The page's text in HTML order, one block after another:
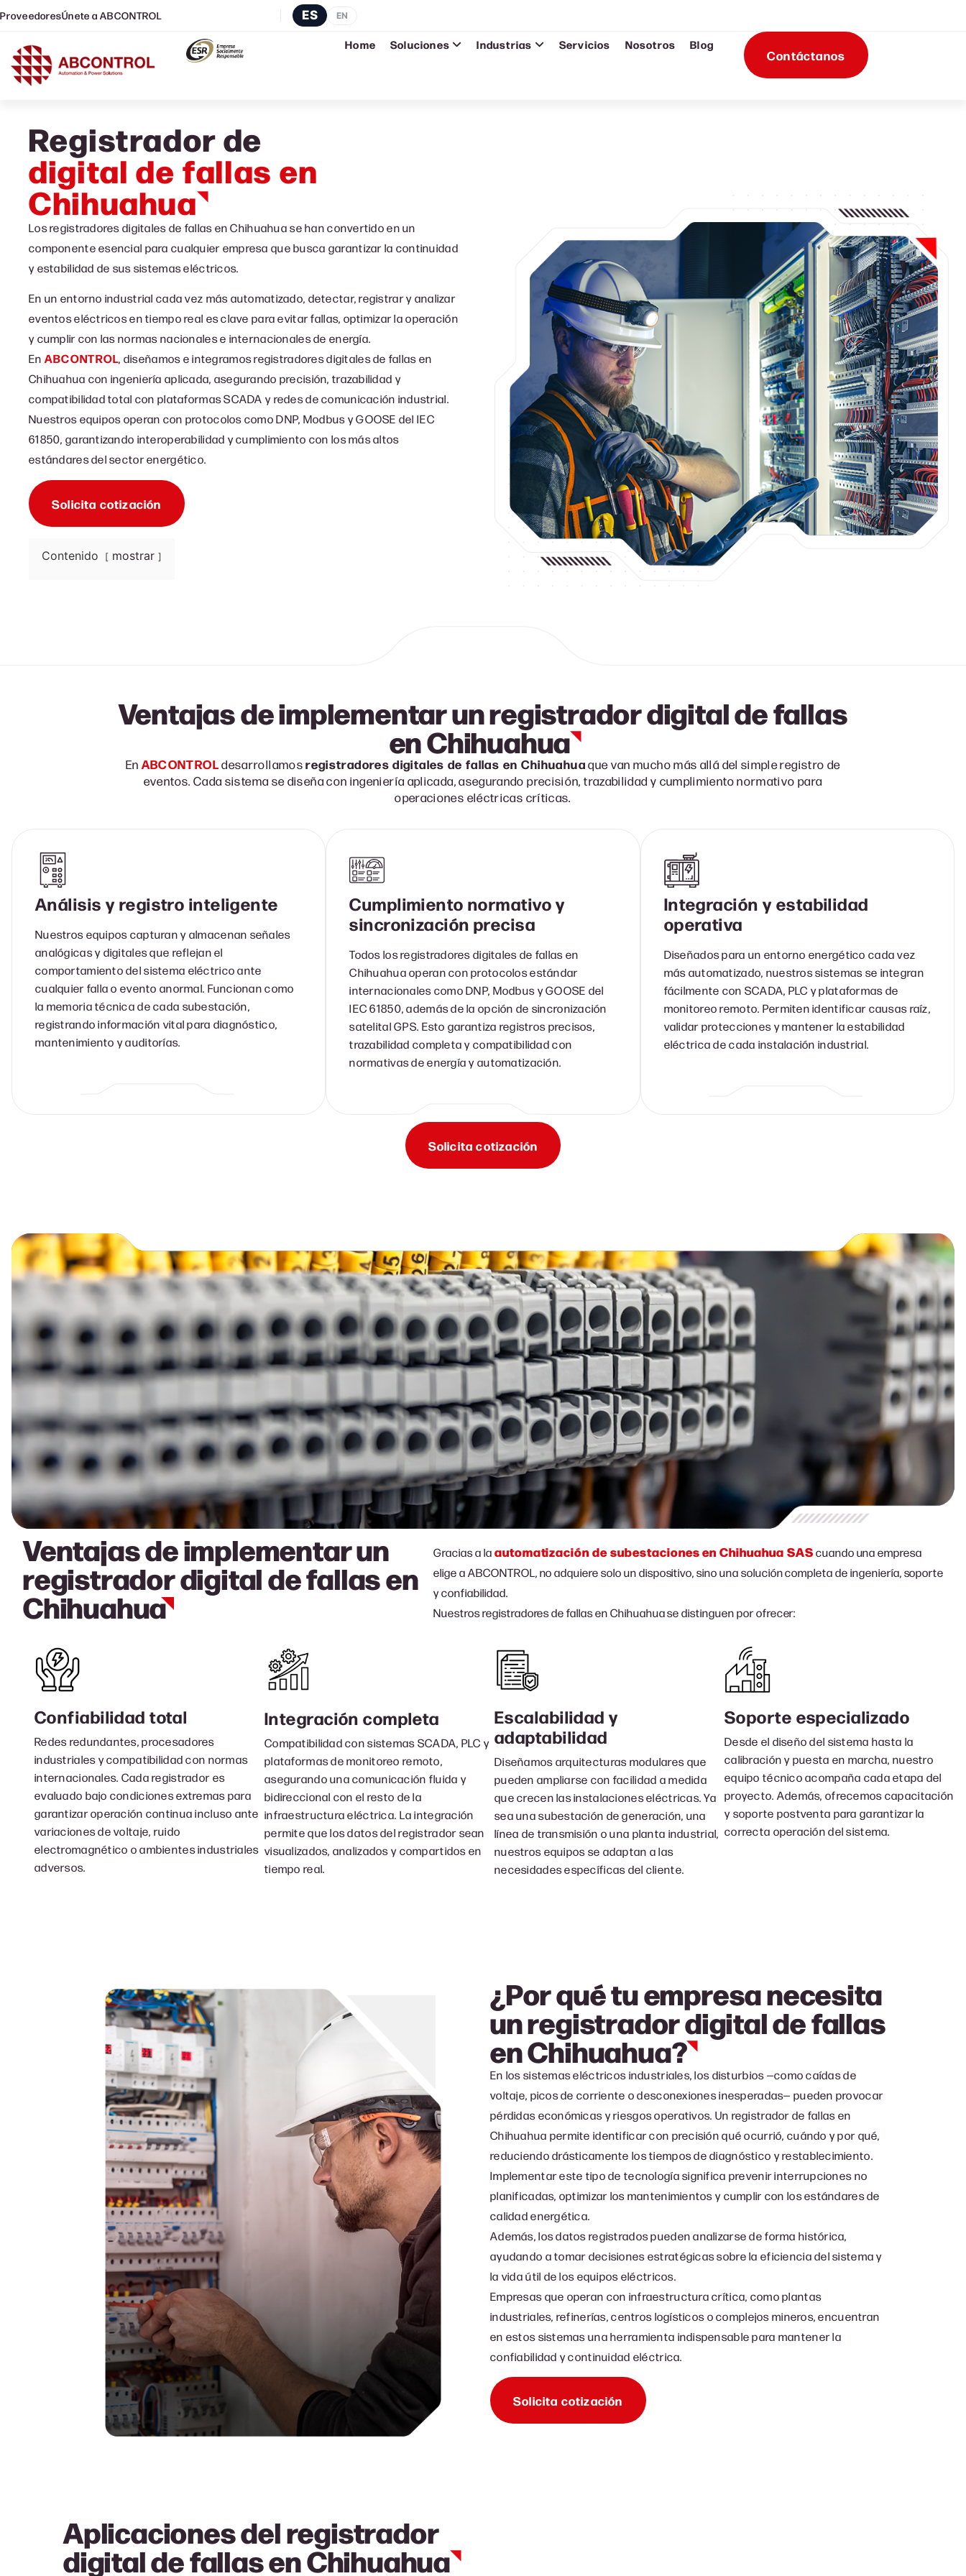
ProveedoresÚnete a ABCONTROL ES EN
Home Soluciones Industrias Servicios Nosotros Blog
Contáctanos
Registrador de
digital de fallas en
Chihuahua
Los registradores digitales de fallas en Chihuahua se han convertido en un
componente esencial para cualquier empresa que busca garantizar la continuidad
y estabilidad de sus sistemas eléctricos.
En un entorno industrial cada vez más automatizado, detectar, registrar y analizar
eventos eléctricos en tiempo real es clave para evitar fallas, optimizar la operación
y cumplir con las normas nacionales e internacionales de energía.
En ABCONTROL, diseñamos e integramos registradores digitales de fallas en
Chihuahua con ingeniería aplicada, asegurando precisión, trazabilidad y
compatibilidad total con plataformas SCADA y redes de comunicación industrial.
Nuestros equipos operan con protocolos como DNP, Modbus y GOOSE del IEC
61850, garantizando interoperabilidad y cumplimiento con los más altos
estándares del sector energético.
Solicita cotización
Contenido mostrar
Ventajas de implementar un registrador digital de fallas
enChihuahua
En ABCONTROLdesarrollamosregistradores digitales de fallas en Chihuahuaque van mucho más allá del simple registro de
eventos. Cada sistema se diseña con ingeniería aplicada, asegurando precisión, trazabilidad y cumplimiento normativo para
operaciones eléctricas críticas.
Análisis y registro inteligente
Nuestros equipos capturan y almacenan señales
analógicas y digitales que reflejan el
comportamiento del sistema eléctrico ante
cualquier falla o evento anormal. Funcionan como
la memoria técnica de cada subestación,
registrando información vital para diagnóstico,
mantenimiento y auditorías.
Cumplimiento normativo y
sincronización precisa
Todos los registradores digitales de fallas en
Chihuahua operan con protocolos estándar
internacionales como DNP, Modbus y GOOSE del
IEC 61850, además de la opción de sincronización
satelital GPS. Esto garantiza registros precisos,
trazabilidad completa y compatibilidad con
normativas de energía y automatización.
Integración y estabilidad
operativa
Diseñados para un entorno energético cada vez
más automatizado, nuestros sistemas se integran
fácilmente con SCADA, PLC y plataformas de
monitoreo remoto. Permiten identificar causas raíz,
validar protecciones y mantener la estabilidad
eléctrica de cada instalación industrial.
Solicita cotización
Ventajas de implementar un
registrador digital de fallas en
Chihuahua
Gracias a laautomatización de subestaciones en Chihuahua SAScuando una empresa
elige a ABCONTROL, no adquiere solo un dispositivo, sino una solución completa de ingeniería, soporte
y confiabilidad.
Nuestros registradores de fallas en Chihuahua se distinguen por ofrecer:
Confiabilidad total
Redes redundantes, procesadores
industriales y compatibilidad con normas
internacionales. Cada registrador es
evaluado bajo condiciones extremas para
garantizar operación continua incluso ante
variaciones de voltaje, ruido
electromagnético o ambientes industriales
adversos.
Integración completa
Compatibilidad con sistemas SCADA, PLC y
plataformas de monitoreo remoto,
asegurando una comunicación fluida y
bidireccional con el resto de la
infraestructura eléctrica. La integración
permite que los datos del registrador sean
visualizados, analizados y compartidos en
tiempo real.
Escalabilidad y
adaptabilidad
Diseñamos arquitecturas modulares que
pueden ampliarse con facilidad a medida
que crecen las instalaciones eléctricas. Ya
sea una subestación de generación, una
línea de transmisión o una planta industrial,
nuestros equipos se adaptan a las
necesidades específicas del cliente.
Soporte especializado
Desde el diseño del sistema hasta la
calibración y puesta en marcha, nuestro
equipo técnico acompaña cada etapa del
proyecto. Además, ofrecemos capacitación
y soporte postventa para garantizar la
correcta operación del sistema.
¿Por qué tu empresa necesita
un registrador digital de fallas
enChihuahua?
En los sistemas eléctricos industriales, los disturbios —como caídas de
voltaje, picos de corriente o desconexiones inesperadas— pueden provocar
pérdidas económicas y riesgos operativos. Un registrador de fallas en
Chihuahua permite identificar con precisión qué ocurrió, cuándo y por qué,
reduciendo drásticamente los tiempos de diagnóstico y restablecimiento.
Implementar este tipo de tecnología significa prevenir interrupciones no
planificadas, optimizar los mantenimientos y cumplir con los estándares de
calidad energética.
Además, los datos registrados pueden analizarse de forma histórica,
ayudando a tomar decisiones estratégicas sobre la eficiencia del sistema y
la vida útil de los equipos eléctricos.
Empresas que operan con infraestructura crítica, como plantas
industriales, refinerías, centros logísticos o complejos mineros, encuentran
en estos sistemas una herramienta indispensable para mantener la
confiabilidad y continuidad eléctrica.
Solicita cotización
Aplicaciones del registrador
digital de fallas enChihuahua